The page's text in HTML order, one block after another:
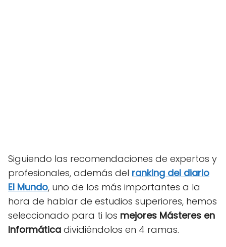
Siguiendo las recomendaciones de expertos y
profesionales, además del ranking del diario
El Mundo, uno de los más importantes a la
hora de hablar de estudios superiores, hemos
seleccionado para ti los mejores Másteres en
Informática dividiéndolos en 4 ramas.